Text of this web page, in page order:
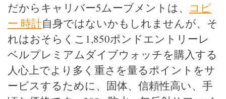
だからキャリバー5ムーブメントは、
コピ
ー 時計自身ではないかもしれませんが、そ
れはおそらくこ1,850ポンドエントリーレ
ベルプレミアムダイブウォッチを購入する
人心上でより多く重さを量るポイントをサ
ービスするために、固体、信頼性高い、手